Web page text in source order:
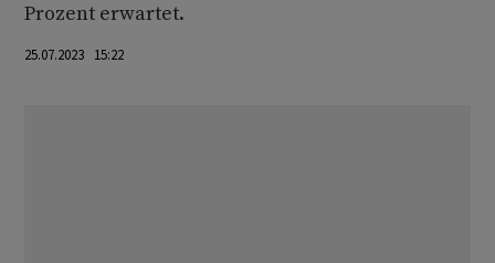
Prozent erwartet.
25.07.2023 15:22